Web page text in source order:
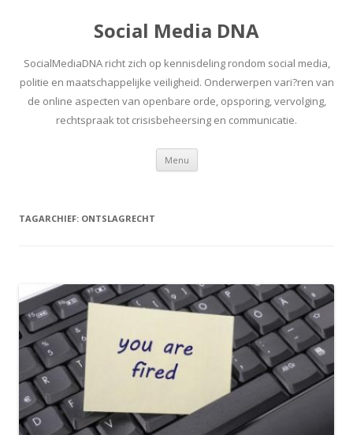
Social Media DNA
SocialMediaDNA richt zich op kennisdeling rondom social media,
politie en maatschappelijke veiligheid. Onderwerpen vari?ren van
de online aspecten van openbare orde, opsporing, vervolging,
rechtspraak tot crisisbeheersing en communicatie.
Menu Spring
inhoud
TAGARCHIEF: ONTSLAGRECHT